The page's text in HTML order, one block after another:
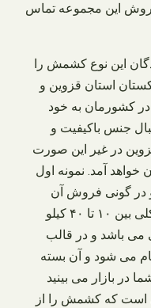
این مجموعه تماس
این نوع کشمش را
استان قزوین و
در کشورمان به خود
جنس باکیفیت و
در غیر این صورت
خواهد آمد. نمونه اول
در گونی فروش آن
صورت می‌ گیرد که به صورت کلی بین ۱۰ تا ۴۰ کیلو
می‌ باشد و در قالب
کار انجام می‌ شود و آن بسته‌
بازار می‌ بینید
که کشمش را از